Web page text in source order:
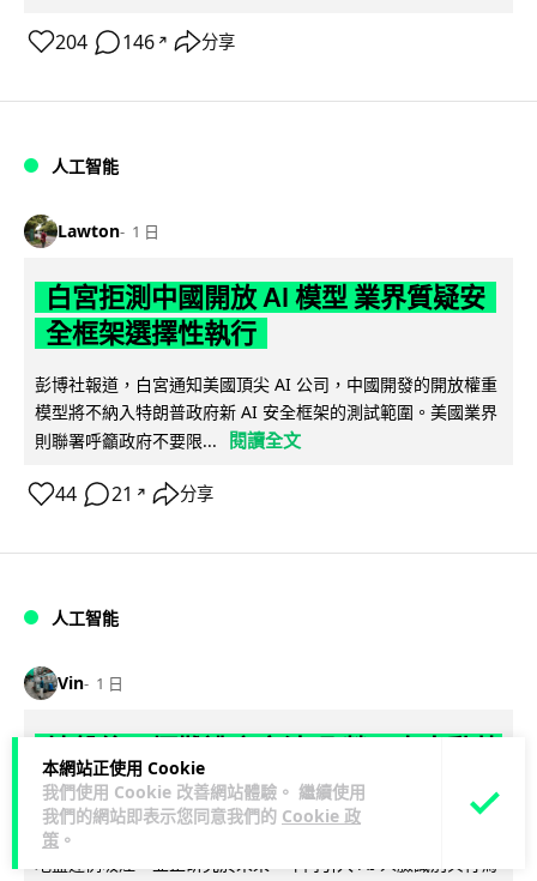
本網站正使用 Cookie
我們使用 Cookie 改善網站體驗。 繼續使用
我們的網站即表示您同意我們的 Cookie 政
策 。
204 146 ↗ 分享
人工智能
Lawton 1 日
白宮拒測中國開放 AI 模型 業界質疑安
全框架選擇性執行
彭博社報道，白宮通知美國頂尖 AI 公司，中國開發的開放權重
模型將不納入特朗普政府新 AI 安全框架的測試範圍。美國業界
則聯署呼籲政府不要限...
閱讀全文
44 21 ↗ 分享
人工智能
Vin 1 日
感無人機 擬加 AI 人臉識別精準執法
勞工處投入配備熱感應鏡頭的小型無人機進行高空巡邏以打擊
地盤違例吸煙，並正研究於未來一年內引入 AI 人臉識別與行為